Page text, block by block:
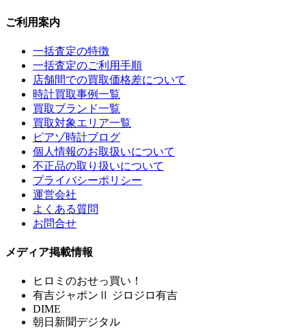
ご利用案内
一括査定の特徴
一括査定のご利用手順
店舗間での買取価格差について
時計買取事例一覧
買取ブランド一覧
買取対象エリア一覧
ピアゾ時計ブログ
個人情報のお取扱いについて
不正品の取り扱いについて
プライバシーポリシー
運営会社
よくある質問
お問合せ
メディア掲載情報
ヒロミのおせっ買い！
有吉ジャポンⅡ ジロジロ有吉
DIME
朝日新聞デジタル